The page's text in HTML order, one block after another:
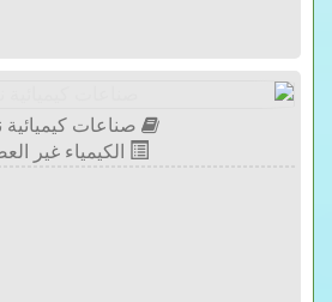
صناعات
الكيمياء غير